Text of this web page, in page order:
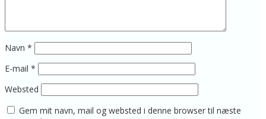
Navn *
E-mail *
Websted
Gem mit navn, mail og websted i denne browser til næste